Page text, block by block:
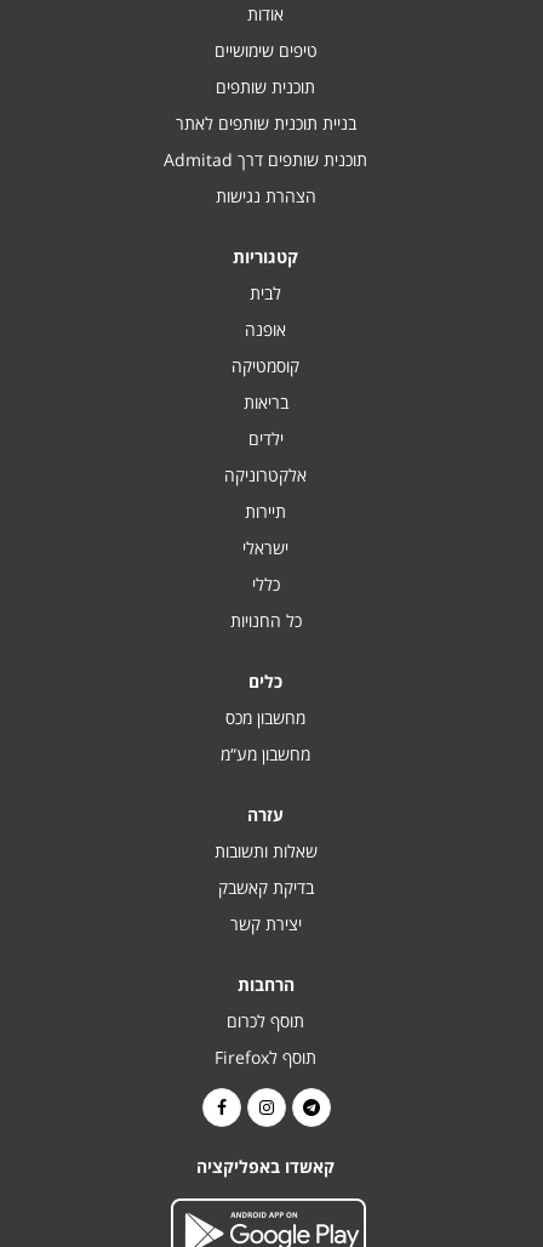
אודות
טיפים שימושיים
תוכנית שותפים
בניית תוכנית שותפים לאתר
תוכנית שותפים דרך Admitad
הצהרת נגישות
קטגוריות
לבית
אופנה
קוסמטיקה
בריאות
ילדים
אלקטרוניקה
תיירות
ישראלי
כללי
כל החנויות
כלים
מחשבון מכס
מחשבון מע“מ
עזרה
שאלות ותשובות
בדיקת קאשבק
יצירת קשר
הרחבות
תוסף לכרום
תוסף לFirefox
קאשדו באפליקציה